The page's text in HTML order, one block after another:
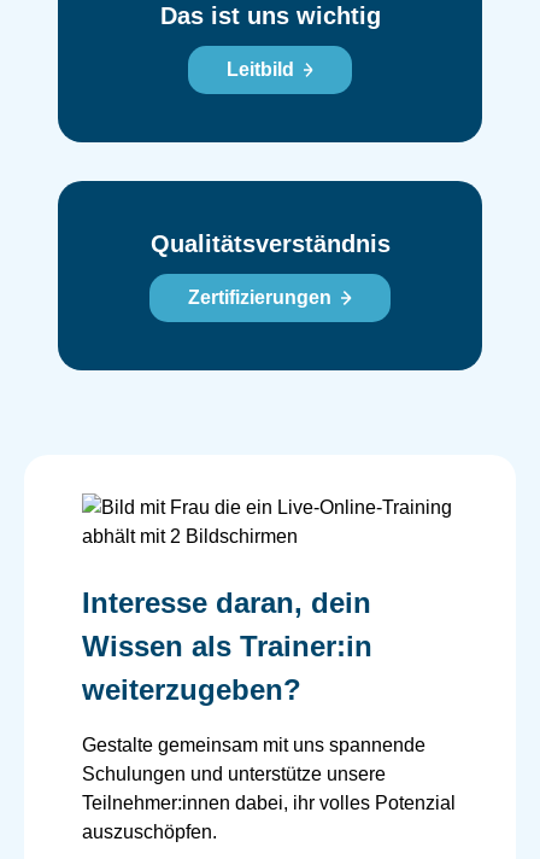
Das ist uns wichtig
Leitbild
Qualitätsverständnis
Zertifizierungen
Interesse daran, dein
Wissen als Trainer:in
weiterzugeben?
Gestalte gemeinsam mit uns spannende
Schulungen und unterstütze unsere
Teilnehmer:innen dabei, ihr volles Potenzial
auszuschöpfen.